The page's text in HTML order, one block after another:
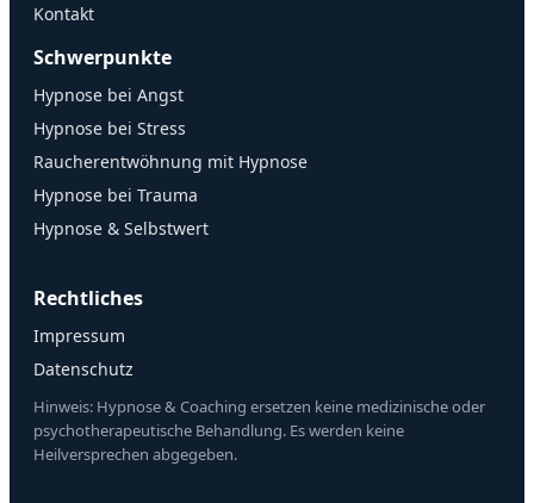
Kontakt
Schwerpunkte
Hypnose bei Angst
Hypnose bei Stress
Raucherentwöhnung mit Hypnose
Hypnose bei Trauma
Hypnose & Selbstwert
Rechtliches
Impressum
Datenschutz
Hinweis: Hypnose & Coaching ersetzen keine medizinische oder
psychotherapeutische Behandlung. Es werden keine
Heilversprechen abgegeben.